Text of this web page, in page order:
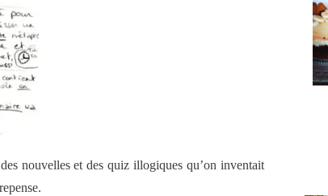
nouvelles et des quiz illogiques qu’on inventait